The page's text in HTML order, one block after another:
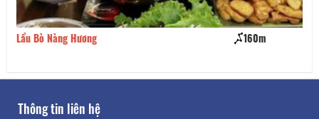
Lẩu Bò Nàng Hương 160m
Thông tin liên hệ